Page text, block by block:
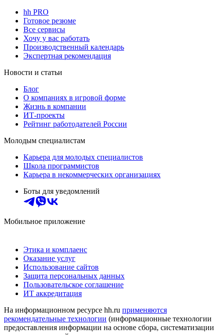
hh PRO
Готовое резюме
Все сервисы
Хочу у вас работать
Производственный календарь
Экспертная рекомендация
Новости и статьи
Блог
О компаниях в игровой форме
Жизнь в компании
ИТ-проекты
Рейтинг работодателей России
Молодым специалистам
Карьера для молодых специалистов
Школа программистов
Карьера в некоммерческих организациях
Боты для уведомлений
Мобильное приложение
Этика и комплаенс
Оказание услуг
Использование сайтов
Защита персональных данных
Пользовательское соглашение
ИТ аккредитация
На информационном ресурсе hh.ru применяются
рекомендательные технологии (информационные технологии
предоставления информации на основе сбора, систематизации